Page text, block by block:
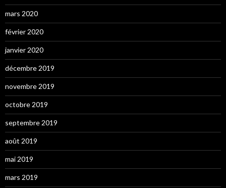
mars 2020
février 2020
janvier 2020
décembre 2019
novembre 2019
octobre 2019
septembre 2019
août 2019
mai 2019
mars 2019